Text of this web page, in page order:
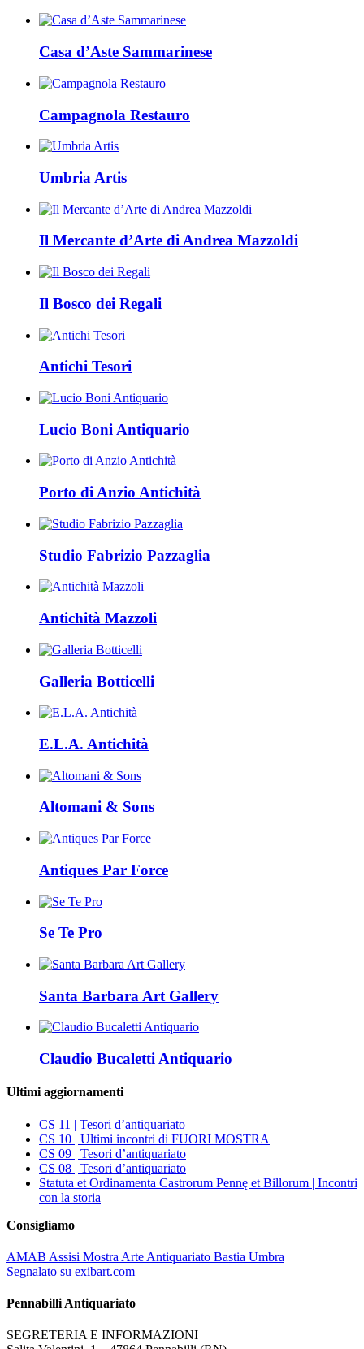
Casa d’Aste Sammarinese
Campagnola Restauro
Umbria Artis
Il Mercante d’Arte di Andrea Mazzoldi
Il Bosco dei Regali
Antichi Tesori
Lucio Boni Antiquario
Porto di Anzio Antichità
Studio Fabrizio Pazzaglia
Antichità Mazzoli
Galleria Botticelli
E.L.A. Antichità
Altomani & Sons
Antiques Par Force
Se Te Pro
Santa Barbara Art Gallery
Claudio Bucaletti Antiquario
Ultimi aggiornamenti
CS 11 | Tesori d’antiquariato
CS 10 | Ultimi incontri di FUORI MOSTRA
CS 09 | Tesori d’antiquariato
CS 08 | Tesori d’antiquariato
Statuta et Ordinamenta Castrorum Pennę et Billorum | Incontri
con la storia
Consigliamo
AMAB Assisi Mostra Arte Antiquariato Bastia Umbra
Segnalato su exibart.com
Pennabilli Antiquariato
SEGRETERIA E INFORMAZIONI